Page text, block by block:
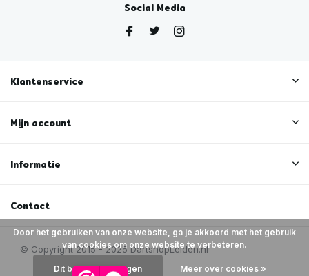
Social Media
Klantenservice
Mijn account
Informatie
Contact
Door het gebruiken van onze website, ga je akkoord met het gebruik
van cookies om onze website te verbeteren.
Dit bericht verbergen Meer over cookies »